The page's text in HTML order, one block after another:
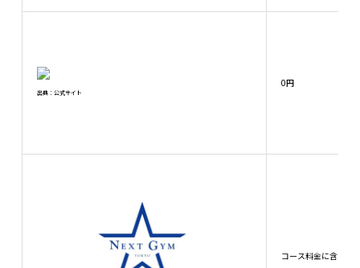
出典：公式サイト
0円
コース料金に含まれ